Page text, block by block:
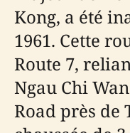
Kong, a été
1961. Cette
Route 7,
Ngau Chi
Road près de